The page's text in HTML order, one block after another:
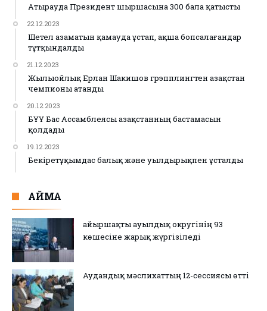
Атырауда Президент шыршасына 300 бала қатысты
22.12.2023
Шетел азаматын қамауда ұстап, ақша бопсалағандар
тұтқындалды
21.12.2023
Жылыойлық Ерлан Шакишов грэпплингтен Қазақстан
чемпионы атанды
20.12.2023
БҰҰ Бас Ассамблеясы Қазақстанның бастамасын
қолдады
19.12.2023
Бекіретұқымдас балық және уылдырықпен ұсталды
АЙМАҚ
Қайыршақты ауылдық округінің 93
көшесіне жарық жүргізіледі
Аудандық мәслихаттың 12-сессиясы өтті